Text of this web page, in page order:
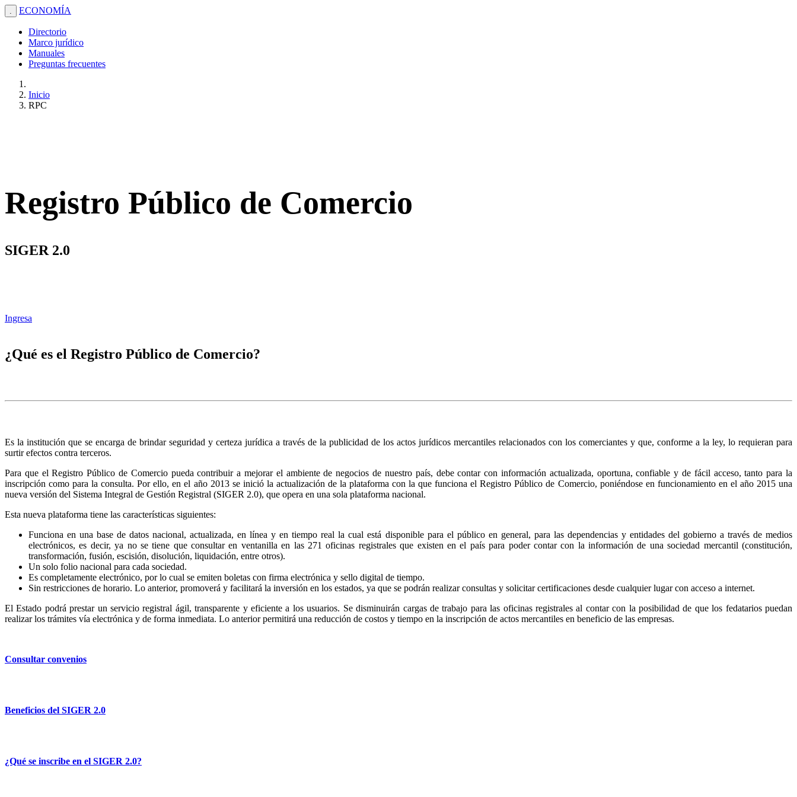
. ECONOMÍA
Directorio
Marco jurídico
Manuales
Preguntas frecuentes
Inicio
RPC
Registro Público de Comercio
SIGER 2.0
Ingresa
¿Qué es el Registro Público de Comercio?
Es la institución que se encarga de brindar seguridad y certeza jurídica a través de la publicidad de los actos jurídicos mercantiles relacionados con los comerciantes y que, conforme a la ley, lo requieran para
surtir efectos contra terceros.
Para que el Registro Público de Comercio pueda contribuir a mejorar el ambiente de negocios de nuestro país, debe contar con información actualizada, oportuna, confiable y de fácil acceso, tanto para la
inscripción como para la consulta. Por ello, en el año 2013 se inició la actualización de la plataforma con la que funciona el Registro Público de Comercio, poniéndose en funcionamiento en el año 2015 una
nueva versión del Sistema Integral de Gestión Registral (SIGER 2.0), que opera en una sola plataforma nacional.
Esta nueva plataforma tiene las características siguientes:
Funciona en una base de datos nacional, actualizada, en línea y en tiempo real la cual está disponible para el público en general, para las dependencias y entidades del gobierno a través de medios
electrónicos, es decir, ya no se tiene que consultar en ventanilla en las 271 oficinas registrales que existen en el país para poder contar con la información de una sociedad mercantil (constitución,
transformación, fusión, escisión, disolución, liquidación, entre otros).
Un solo folio nacional para cada sociedad.
Es completamente electrónico, por lo cual se emiten boletas con firma electrónica y sello digital de tiempo.
Sin restricciones de horario. Lo anterior, promoverá y facilitará la inversión en los estados, ya que se podrán realizar consultas y solicitar certificaciones desde cualquier lugar con acceso a internet.
El Estado podrá prestar un servicio registral ágil, transparente y eficiente a los usuarios. Se disminuirán cargas de trabajo para las oficinas registrales al contar con la posibilidad de que los fedatarios puedan
realizar los trámites vía electrónica y de forma inmediata. Lo anterior permitirá una reducción de costos y tiempo en la inscripción de actos mercantiles en beneficio de las empresas.
Consultar convenios
Beneficios del SIGER 2.0
¿Qué se inscribe en el SIGER 2.0?